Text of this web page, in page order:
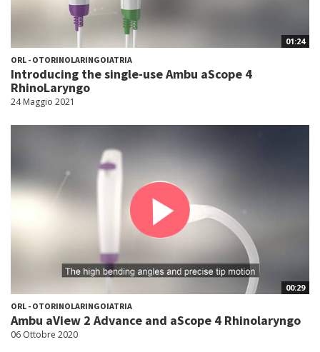
01:24
ORL - OTORINOLARINGOIATRIA
Introducing the single-use Ambu aScope 4
RhinoLaryngo
24 Maggio 2021
00:29
ORL - OTORINOLARINGOIATRIA
Ambu aView 2 Advance and aScope 4 Rhinolaryngo
06 Ottobre 2020